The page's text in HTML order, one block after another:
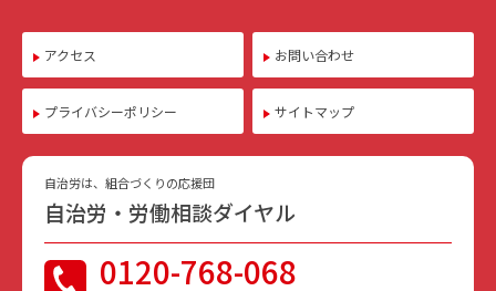
アクセス お問い合わせ
プライバシーポリシー サイトマップ
自治労は、組合づくりの応援団
自治労・労働相談ダイヤル
0120-768-068